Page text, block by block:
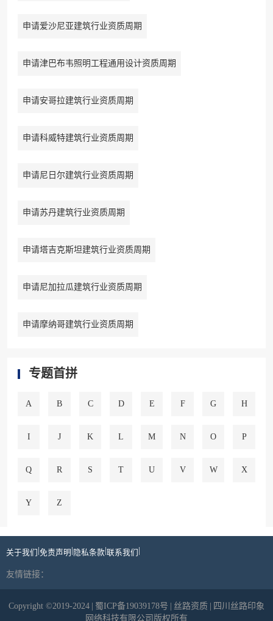
申请爱沙尼亚建筑行业资质周期
申请津巴布韦照明工程通用设计资质周期
申请安哥拉建筑行业资质周期
申请科威特建筑行业资质周期
申请尼日尔建筑行业资质周期
申请苏丹建筑行业资质周期
申请塔吉克斯坦建筑行业资质周期
申请尼加拉瓜建筑行业资质周期
申请摩纳哥建筑行业资质周期
专题首拼
A B C D E F G H
I J K L M N O P
Q R S T U V W X
Y Z
关于我们 免责声明 隐私条款 联系我们
友情链接：
Copyright ©2019-2024 蜀ICP备19039178号 丝路资质
四川丝路印象
网络科技有限公司版权所有